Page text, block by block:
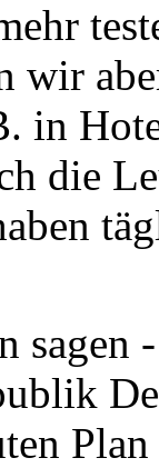
wir
in
die
sagen